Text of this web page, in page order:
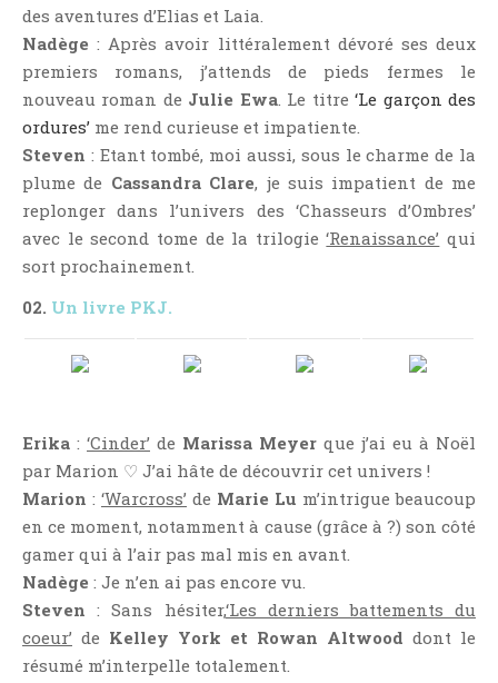
Bande Dessinée
Bibliothèque De A À Z
Bilan
Biographie Et Autobiographie
Bit-Lit
C'est Lundi, Que Lisez-Vous ?
Chick-Lit
Classique
Comédie
Concours
Contemporain
Coup De Coeur
Critiques Express
Drame
Dystopie
Epistolaire
des aventures d’Elias et Laia.
Nadège : Après avoir littéralement dévoré ses deux
premiers romans, j’attends de pieds fermes le
nouveau roman de Julie Ewa. Le titre‘Le garçon des
ordures’ me rend curieuse et impatiente.
Steven : Etant tombé, moi aussi, sous le charme de la
plume de Cassandra Clare, je suis impatient de me
replonger dans l’univers des ‘Chasseurs d’Ombres’
avec le second tome de la trilogie‘Renaissance’ qui
sort prochainement.
02. Un livre PKJ.
Erika : ‘Cinder’ de Marissa Meyer que j’ai eu à Noël
par Marion ♡ J’ai hâte de découvrir cet univers !
Marion : ‘Warcross’ de Marie Lu m’intrigue beaucoup
en ce moment, notamment à cause (grâce à ?) son côté
gamer qui à l’air pas mal mis en avant.
Nadège : Je n’en ai pas encore vu.
Steven : Sans hésiter,‘Les derniers battements du
coeur’ de Kelley York et Rowan Altwood dont le
résumé m’interpelle totalement.